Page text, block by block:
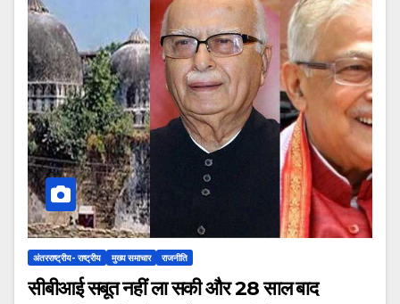
अंतरराष्ट्रीय- राष्ट्रीय मुख्य समाचार राजनीति
सीबीआई सबूत नहीं ला सकी और 28 साल बाद